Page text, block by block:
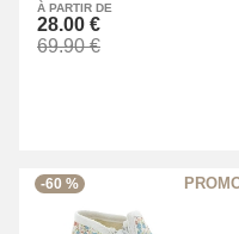
À PARTIR DE
28.00 €
69.90 €
-60 %